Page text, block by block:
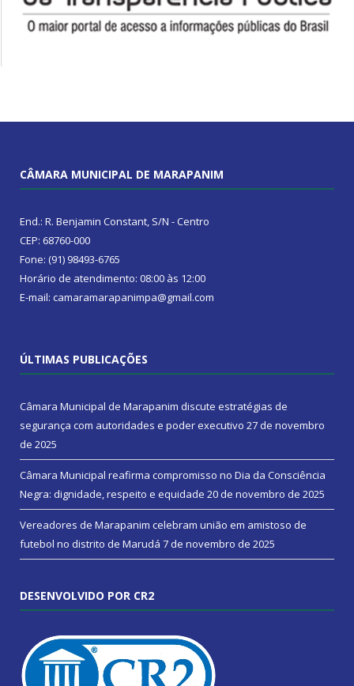
CÂMARA MUNICIPAL DE MARAPANIM
End.: R. Benjamin Constant, S/N - Centro
CEP: 68760-000
Fone: (91) 98493-6765
Horário de atendimento: 08:00 às 12:00
E-mail: camaramarapanimpa@gmail.com
ÚLTIMAS PUBLICAÇÕES
Câmara Municipal de Marapanim discute estratégias de
segurança com autoridades e poder executivo 27 de novembro
de 2025
Câmara Municipal reafirma compromisso no Dia da Consciência
Negra: dignidade, respeito e equidade 20 de novembro de 2025
Vereadores de Marapanim celebram união em amistoso de
futebol no distrito de Marudá 7 de novembro de 2025
DESENVOLVIDO POR CR2